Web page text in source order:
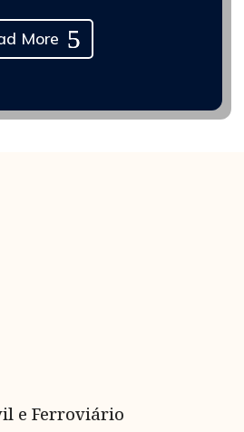
More
e Ferroviário